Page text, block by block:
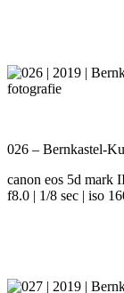
026 – Bernkastel-
canon eos 5d mark
f8.0 | 1/8 sec | iso